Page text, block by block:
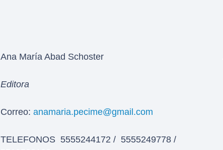
Ana María Abad Schoster
Editora
Correo: anamaria.pecime@gmail.com
TELEFONOS 5555244172 / 5555249778 /